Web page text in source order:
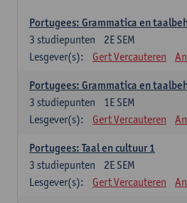
Portugees: Grammatica en
2E SEM
3 studiepunten
Lesgever(s):
Gert Vercauteren
Portugees: Grammatica en
1E SEM
3 studiepunten
Lesgever(s):
Gert Vercauteren
Portugees: Taal en cultuur 1
2E SEM
3 studiepunten
Lesgever(s):
Gert Vercauteren